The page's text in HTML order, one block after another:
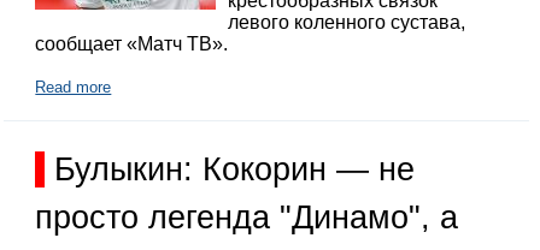
левого коленного сустава,
сообщает «Матч ТВ».
Read more
Булыкин: Кокорин — не
просто легенда "Динамо", а